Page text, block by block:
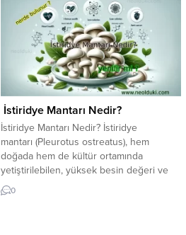
İstiridye Mantarı Nedir?
İstiridye Mantarı Nedir? İstiridye
mantarı (Pleurotus ostreatus), hem
doğada hem de kültür ortamında
yetiştirilebilen, yüksek besin değeri ve
sağlık yararlarıyla dikkat çeken bir mantar
türüdür. Şapka kısmı istiridye şekline
0